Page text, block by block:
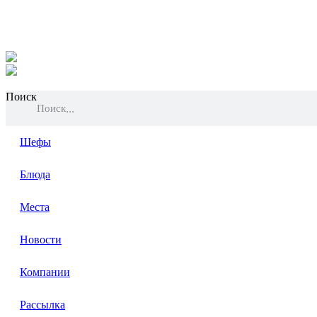
Поиск
Поиск
Шефы
Блюда
Места
Новости
Компании
Рассылка